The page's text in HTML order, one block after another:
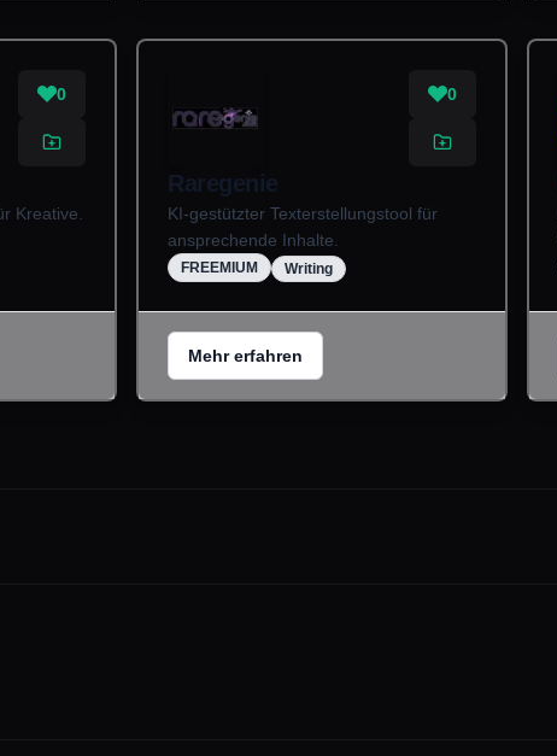
0
Kreative.
0
Raregenie
KI-gestützter Texterstellungstool für
ansprechende Inhalte.
FREEMIUM Writing
Mehr erfahren